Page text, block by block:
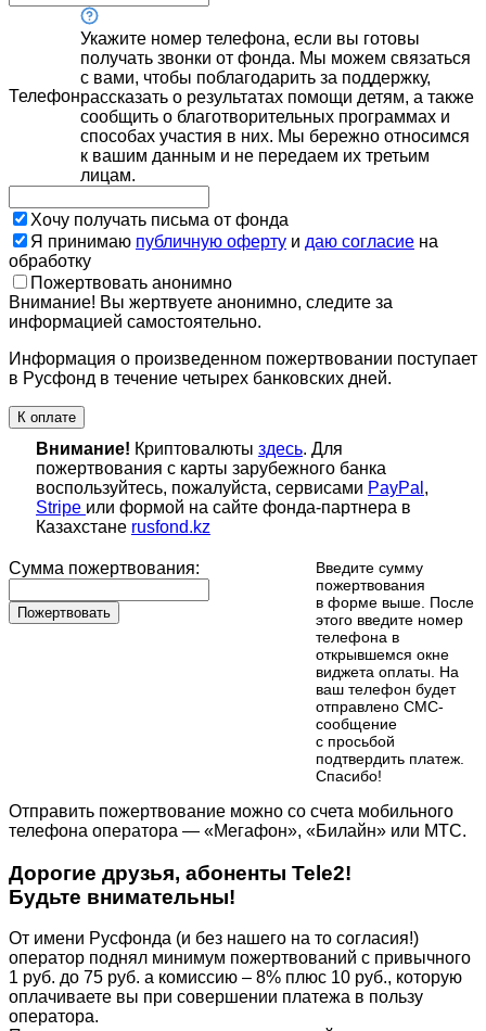
Телефон
Укажите номер телефона, если вы готовы
получать звонки от фонда. Мы можем связаться
с вами, чтобы поблагодарить за поддержку,
рассказать о результатах помощи детям, а также
сообщить о благотворительных программах и
способах участия в них. Мы бережно относимся
к вашим данным и не передаем их третьим
лицам.
Хочу получать письма от фонда
Я принимаю публичную оферту и даю согласие на
обработку
Пожертвовать анонимно
Внимание! Вы жертвуете анонимно, следите за
информацией самостоятельно.
Информация о произведенном пожертвовании поступает
в Русфонд в течение четырех банковских дней.
К оплате
Внимание! Криптовалюты здесь. Для
пожертвования с карты зарубежного банка
воспользуйтесь, пожалуйста, сервисами PayPal ,
Stripe или формой на сайте фонда-партнера в
Казахстане rusfond.kz
Сумма пожертвования:
Пожертвовать
Введите сумму
пожертвования
в форме выше. После
этого введите номер
телефона в
открывшемся окне
виджета оплаты. На
ваш телефон будет
отправлено СМС-
сообщение
с просьбой
подтвердить платеж.
Cпасибо!
Отправить пожертвование можно со счета мобильного
телефона оператора — «Мегафон», «Билайн» или МТС.
Дорогие друзья, абоненты Tele2!
Будьте внимательны!
От имени Русфонда (и без нашего на то согласия!)
оператор поднял минимум пожертвований с привычного
1 руб. до 75 руб. а комиссию – 8% плюс 10 руб., которую
оплачиваете вы при совершении платежа в пользу
оператора.